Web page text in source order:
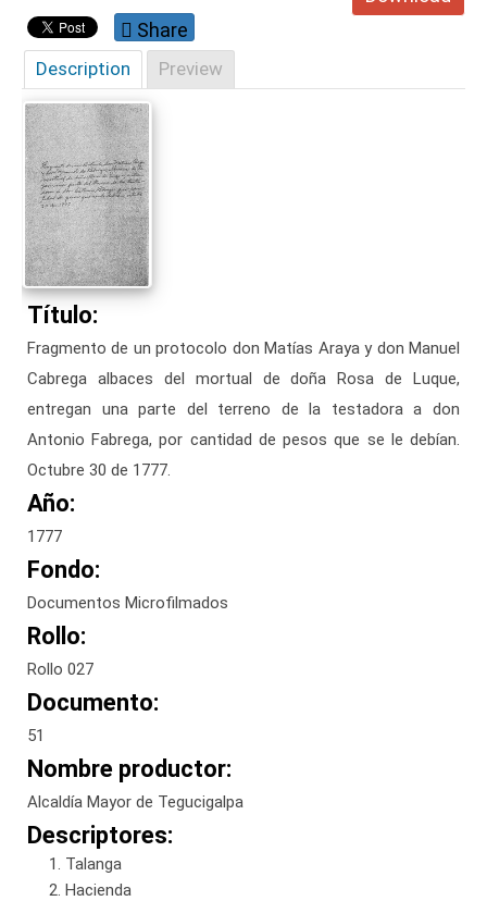
Share
Description Preview
Título:
Fragmento de un protocolo don Matías Araya y don Manuel
Cabrega albaces del mortual de doña Rosa de Luque,
entregan una parte del terreno de la testadora a don
Antonio Fabrega, por cantidad de pesos que se le debían.
Octubre 30 de 1777.
Año:
1777
Fondo:
Documentos Microfilmados
Rollo:
Rollo 027
Documento:
51
Nombre productor:
Alcaldía Mayor de Tegucigalpa
Descriptores:
Talanga
Hacienda